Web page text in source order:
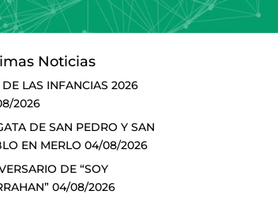
Noticias
LAS INFANCIAS 2026
2026
DE SAN PEDRO Y SAN
EN MERLO 04/08/2026
DE “SOY
04/08/2026